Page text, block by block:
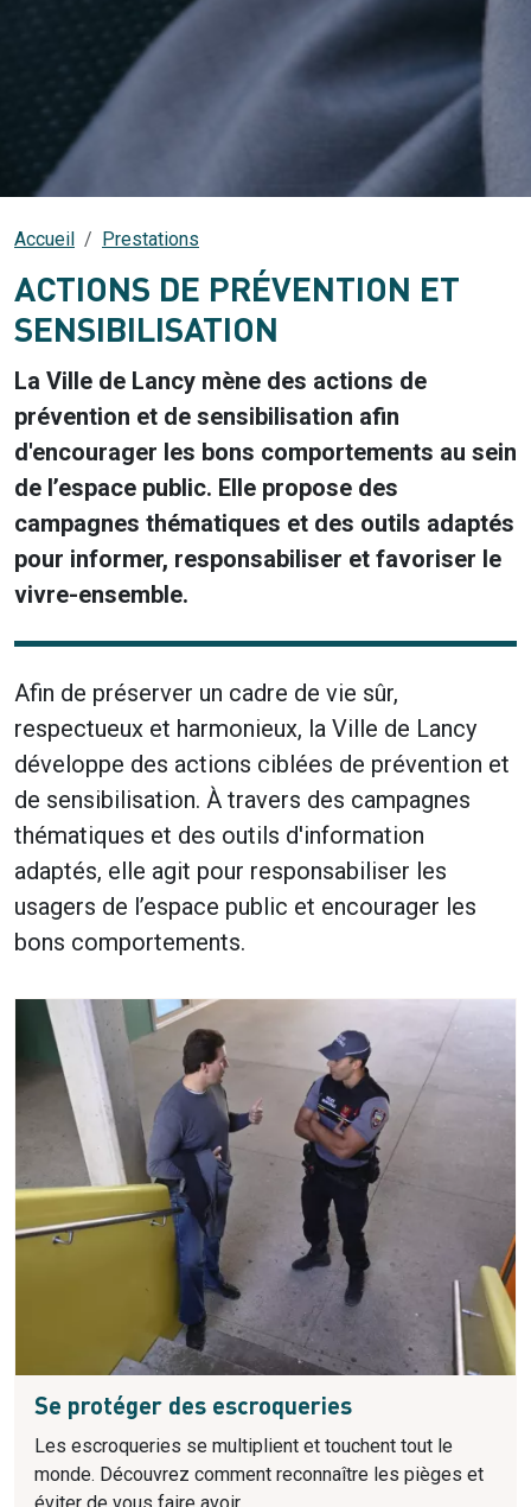
Accueil Prestations
ACTIONS DE PRÉVENTION ET
SENSIBILISATION
La Ville de Lancy mène des actions de
prévention et de sensibilisation afin
d'encourager les bons comportements au sein
de l’espace public. Elle propose des
campagnes thématiques et des outils adaptés
pour informer, responsabiliser et favoriser le
vivre-ensemble.
Afin de préserver un cadre de vie sûr,
respectueux et harmonieux, la Ville de Lancy
développe des actions ciblées de prévention et
de sensibilisation. À travers des campagnes
thématiques et des outils d'information
adaptés, elle agit pour responsabiliser les
usagers de l’espace public et encourager les
bons comportements.
Se protéger des escroqueries
Les escroqueries se multiplient et touchent tout le
monde. Découvrez comment reconnaître les pièges et
éviter de vous faire avoir.